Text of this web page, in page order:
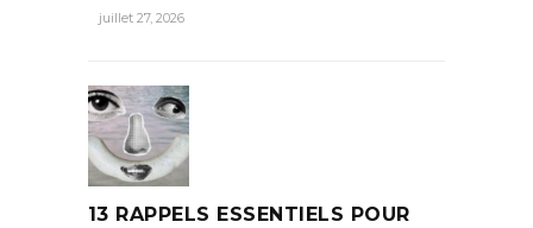
juillet 27, 2026
13 RAPPELS ESSENTIELS POUR